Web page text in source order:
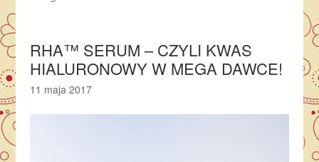
RHA™ SERUM – CZYLI KWAS
HIALURONOWY W MEGA DAWCE!
11 maja 2017